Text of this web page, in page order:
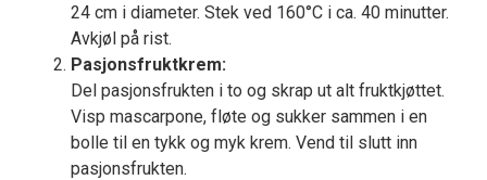
24 cm i diameter. Stek ved 160°C i ca. 40 minutter.
Avkjøl på rist.
Pasjonsfruktkrem:
Del pasjonsfrukten i to og skrap ut alt fruktkjøttet.
Visp mascarpone, fløte og sukker sammen i en
bolle til en tykk og myk krem. Vend til slutt inn
pasjonsfrukten.